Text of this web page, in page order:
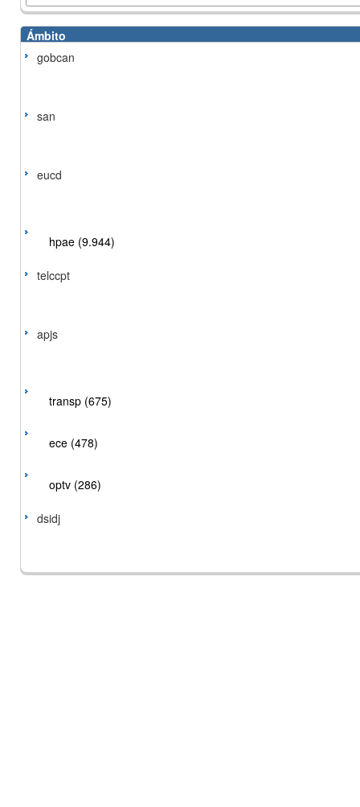
Ámbito
gobcan
san
eucd
hpae (9.944)
telccpt
apjs
transp (675)
ece (478)
optv (286)
dsidj